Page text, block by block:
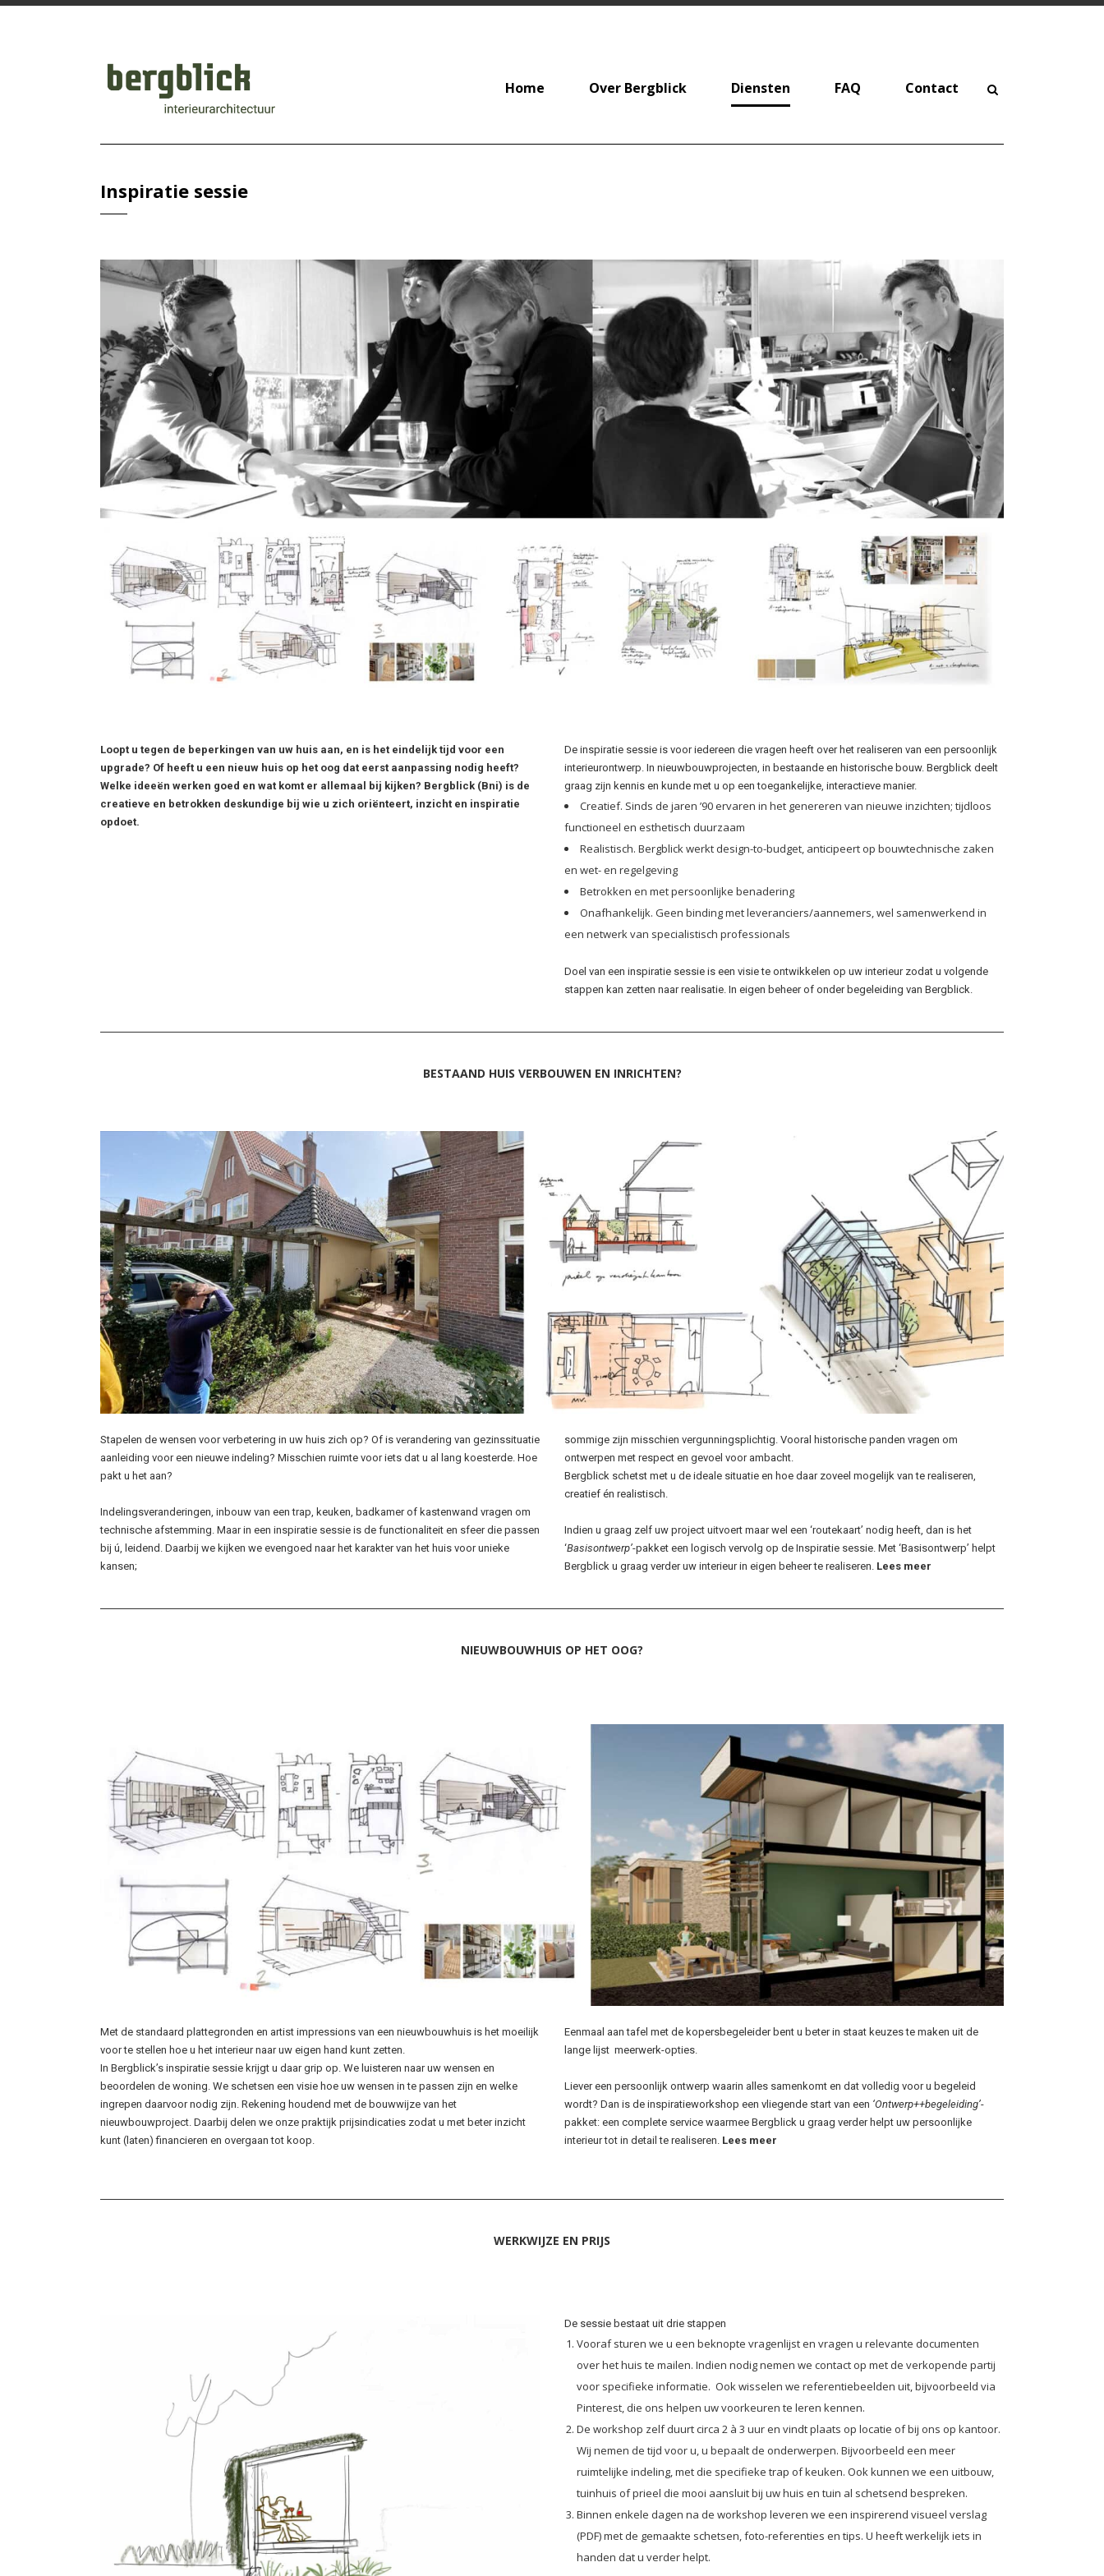
Home Over Bergblick Diensten FAQ Contact
Inspiratie sessie
Loopt u tegen de beperkingen van uw huis aan, en is het eindelijk tijd voor een
upgrade? Of heeft u een nieuw huis op het oog dat eerst aanpassing nodig heeft?
Welke ideeën werken goed en wat komt er allemaal bij kijken? Bergblick (Bni) is de
creatieve en betrokken deskundige bij wie u zich oriënteert, inzicht en inspiratie
opdoet.
De inspiratie sessie is voor iedereen die vragen heeft over het realiseren van een persoonlijk
interieurontwerp. In nieuwbouwprojecten, in bestaande en historische bouw. Bergblick deelt
graag zijn kennis en kunde met u op een toegankelijke, interactieve manier.
Creatief. Sinds de jaren ’90 ervaren in het genereren van nieuwe inzichten; tijdloos
functioneel en esthetisch duurzaam
Realistisch. Bergblick werkt design-to-budget, anticipeert op bouwtechnische zaken
en wet- en regelgeving
Betrokken en met persoonlijke benadering
Onafhankelijk. Geen binding met leveranciers/aannemers, wel samenwerkend in
een netwerk van specialistisch professionals
Doel van een inspiratie sessie is een visie te ontwikkelen op uw interieur zodat u volgende
stappen kan zetten naar realisatie. In eigen beheer of onder begeleiding van Bergblick.
BESTAAND HUIS VERBOUWEN EN INRICHTEN?
Stapelen de wensen voor verbetering in uw huis zich op? Of is verandering van gezinssituatie
aanleiding voor een nieuwe indeling? Misschien ruimte voor iets dat u al lang koesterde. Hoe
pakt u het aan?
Indelingsveranderingen, inbouw van een trap, keuken, badkamer of kastenwand vragen om
technische afstemming. Maar in een inspiratie sessie is de functionaliteit en sfeer die passen
bij ú, leidend. Daarbij we kijken we evengoed naar het karakter van het huis voor unieke
kansen;
sommige zijn misschien vergunningsplichtig. Vooral historische panden vragen om
ontwerpen met respect en gevoel voor ambacht.
Bergblick schetst met u de ideale situatie en hoe daar zoveel mogelijk van te realiseren,
creatief én realistisch.
Indien u graag zelf uw project uitvoert maar wel een ‘routekaart’ nodig heeft, dan is het
‘Basisontwerp’-pakket een logisch vervolg op de Inspiratie sessie. Met ‘Basisontwerp’ helpt
Bergblick u graag verder uw interieur in eigen beheer te realiseren. Lees meer
NIEUWBOUWHUIS OP HET OOG?
Met de standaard plattegronden en artist impressions van een nieuwbouwhuis is het moeilijk
voor te stellen hoe u het interieur naar uw eigen hand kunt zetten.
In Bergblick’s inspiratie sessie krijgt u daar grip op. We luisteren naar uw wensen en
beoordelen de woning. We schetsen een visie hoe uw wensen in te passen zijn en welke
ingrepen daarvoor nodig zijn. Rekening houdend met de bouwwijze van het
nieuwbouwproject. Daarbij delen we onze praktijk prijsindicaties zodat u met beter inzicht
kunt (laten) financieren en overgaan tot koop.
Eenmaal aan tafel met de kopersbegeleider bent u beter in staat keuzes te maken uit de
lange lijst meerwerk-opties.
Liever een persoonlijk ontwerp waarin alles samenkomt en dat volledig voor u begeleid
wordt? Dan is de inspiratieworkshop een vliegende start van een ‘Ontwerp++begeleiding’-
pakket: een complete service waarmee Bergblick u graag verder helpt uw persoonlijke
interieur tot in detail te realiseren. Lees meer
WERKWIJZE EN PRIJS
De sessie bestaat uit drie stappen
Vooraf sturen we u een beknopte vragenlijst en vragen u relevante documenten
over het huis te mailen. Indien nodig nemen we contact op met de verkopende partij
voor specifieke informatie. Ook wisselen we referentiebeelden uit, bijvoorbeeld via
Pinterest, die ons helpen uw voorkeuren te leren kennen.
De workshop zelf duurt circa 2 à 3 uur en vindt plaats op locatie of bij ons op kantoor.
Wij nemen de tijd voor u, u bepaalt de onderwerpen. Bijvoorbeeld een meer
ruimtelijke indeling, met die specifieke trap of keuken. Ook kunnen we een uitbouw,
tuinhuis of prieel die mooi aansluit bij uw huis en tuin al schetsend bespreken.
Binnen enkele dagen na de workshop leveren we een inspirerend visueel verslag
(PDF) met de gemaakte schetsen, foto-referenties en tips. U heeft werkelijk iets in
handen dat u verder helpt.